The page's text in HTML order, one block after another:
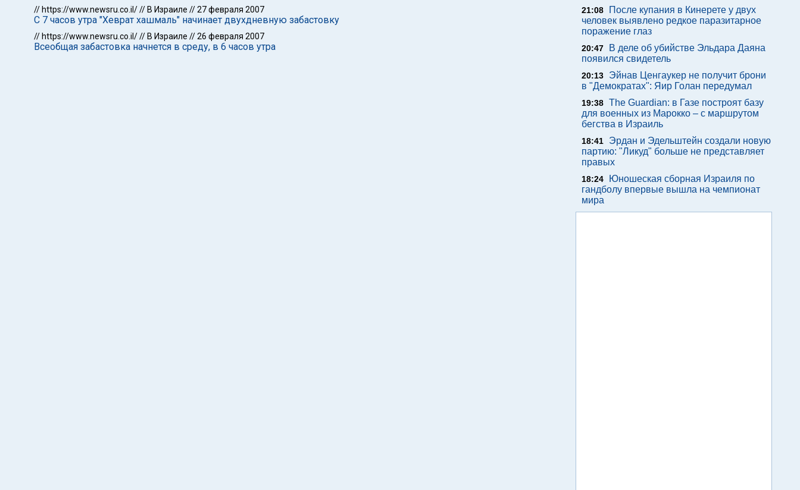
// https://www.newsru.co.il/// В Израиле //27 февраля 2007
С 7 часов утра "Хеврат хашмаль" начинает двухдневную забастовку
// https://www.newsru.co.il/// В Израиле //26 февраля 2007
Всеобщая забастовка начнется в среду, в 6 часов утра
21:08
После купания в Кинерете у двух
человек выявлено редкое паразитарное
поражение глаз
20:47
В деле об убийстве Эльдара Даяна
появился свидетель
20:13
Эйнав Ценгаукер не получит брони
в "Демократах": Яир Голан передумал
19:38 The Guardian: в Газе построят базу
для военных из Марокко – с маршрутом
бегства в Израиль
18:41
Эрдан и Эдельштейн создали новую
партию: "Ликуд" больше не представляет
правых
18:24
Юношеская сборная Израиля по
гандболу впервые вышла на чемпионат
мира